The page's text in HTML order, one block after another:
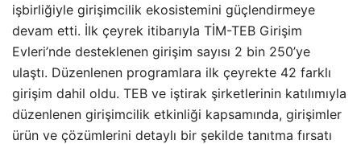
işbirliğiyle girişimcilik ekosistemini güçlendirmeye
devam etti. İlk çeyrek itibarıyla TİM-TEB Girişim
Evleri’nde desteklenen girişim sayısı 2 bin 250’ye
ulaştı. Düzenlenen programlara ilk çeyrekte 42 farklı
girişim dahil oldu. TEB ve iştirak şirketlerinin katılımıyla
düzenlenen girişimcilik etkinliği kapsamında, girişimler
ürün ve çözümlerini detaylı bir şekilde tanıtma fırsatı